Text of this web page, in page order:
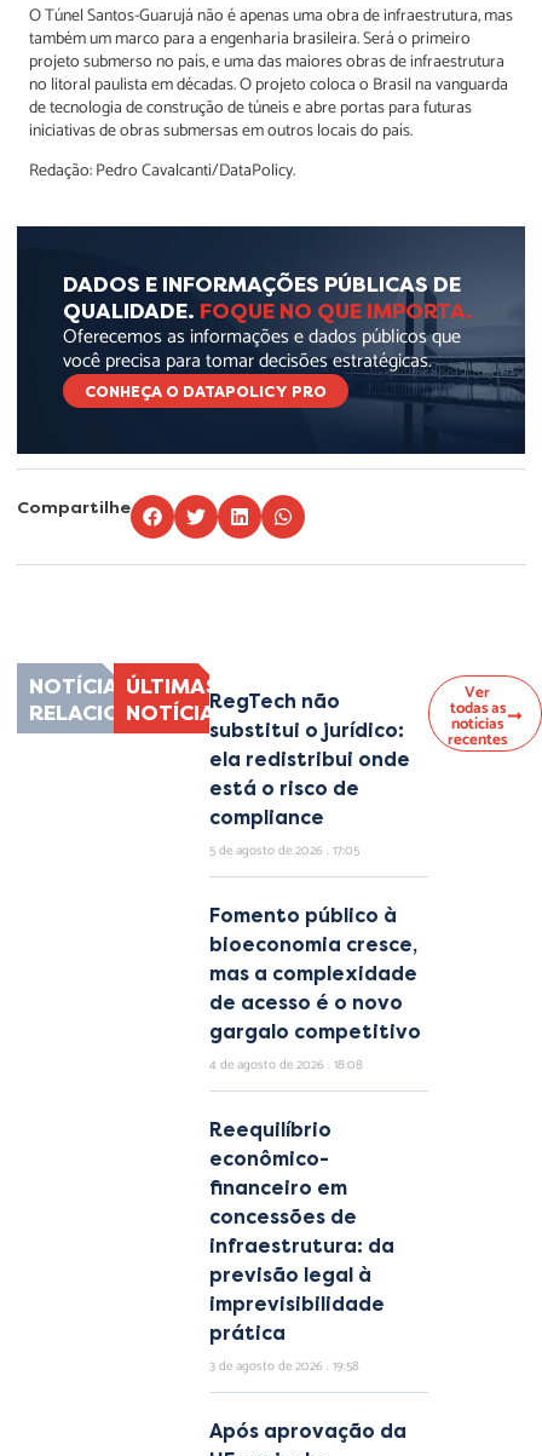
O Túnel Santos-Guarujá não é apenas uma obra de infraestrutura, mas
também um marco para a engenharia brasileira. Será o primeiro
projeto submerso no país, e uma das maiores obras de infraestrutura
no litoral paulista em décadas. O projeto coloca o Brasil na vanguarda
de tecnologia de construção de túneis e abre portas para futuras
iniciativas de obras submersas em outros locais do país.
Redação: Pedro Cavalcanti/DataPolicy.
DADOS E INFORMAÇÕES PÚBLICAS DE
QUALIDADE. FOQUE NO QUE IMPORTA.
Oferecemos as informações e dados públicos que
você precisa para tomar decisões estratégicas.
CONHEÇA O DATAPOLICY PRO
Compartilhe
NOTÍCIAS
RELACIONADAS
ÚLTIMAS
NOTÍCIASRegTech não
substitui o jurídico:
ela redistribui onde
está o risco de
compliance
5 de agosto de 2026 17:05
Fomento público à
bioeconomia cresce,
mas a complexidade
de acesso é o novo
gargalo competitivo
4 de agosto de 2026 18:08
Reequilíbrio
econômico-
financeiro em
concessões de
infraestrutura: da
previsão legal à
imprevisibilidade
prática
3 de agosto de 2026 19:58
Após aprovação da
Ver
todas as
notícias
recentes